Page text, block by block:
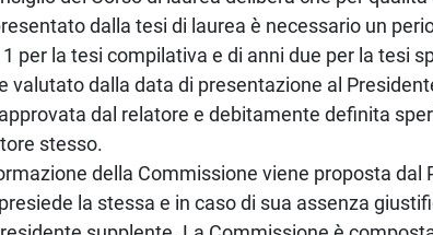
dalla tesi di laurea è necessario un
1 per la tesi compilativa e di anni due per la tesi
valutato dalla data di presentazione al
dal relatore e debitamente definita
stesso.
della Commissione viene proposta dal
la stessa e in caso di sua assenza